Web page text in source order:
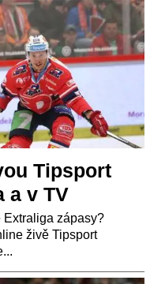
Tipsport
a v TV
Extraliga zápasy?
živě Tipsport